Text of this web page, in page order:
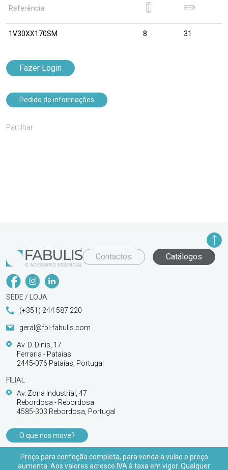
Referência
1V30XX170SM 8 31
Fazer Login
Pedido de informações
Partilhar
Contactos Catálogos
SEDE / LOJA
(+351) 244 587 220
geral@fbl-fabulis.com
Av. D. Dinis, 17
Ferraria - Pataias
2445-076 Pataias, Portugal
FILIAL
Av. Zona Industrial, 47
Rebordosa - Rebordosa
4585-303 Rebordosa, Portugal
O que nos move?
PRODUTOS
Preço para confeção completa, para venda a vulso o preço
aumenta. Aos valores acresce IVA à taxa em vigor. Qualquer